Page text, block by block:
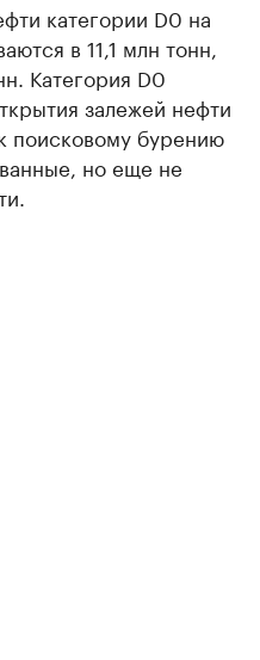
категории D0 на
в 11,1 млн тонн,
Категория D0
залежей нефти
поисковому бурению
но еще не